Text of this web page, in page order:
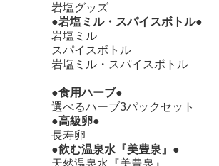
岩塩グッズ
●岩塩ミル・スパイスボトル●
岩塩ミル
スパイスボトル
岩塩ミル・スパイスボトル
●食用ハーブ●
選べるハーブ3パックセット
●高級卵●
長寿卵
●飲む温泉水『美豊泉』●
天然温泉水『美豊泉』